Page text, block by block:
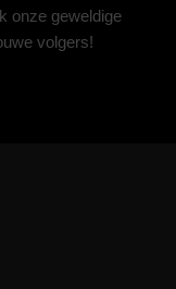
onze geweldige
volgers!